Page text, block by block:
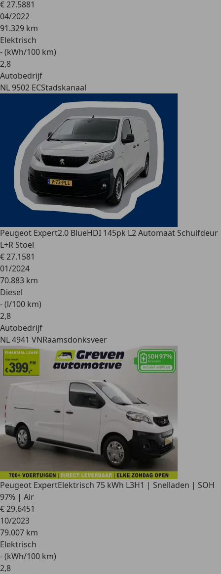
€ 27.5881
04/2022
91.329 km
Elektrisch
- (kWh/100 km)
2,8
Autobedrijf
NL 9502 ECStadskanaal
Peugeot Expert2.0 BlueHDI 145pk L2 Automaat Schuifdeur
L+R Stoel
€ 27.1581
01/2024
70.883 km
Diesel
- (l/100 km)
2,8
Autobedrijf
NL 4941 VNRaamsdonksveer
Peugeot ExpertElektrisch 75 kWh L3H1 | Snelladen | SOH
97% | Air
€ 29.6451
10/2023
79.007 km
Elektrisch
- (kWh/100 km)
2,8